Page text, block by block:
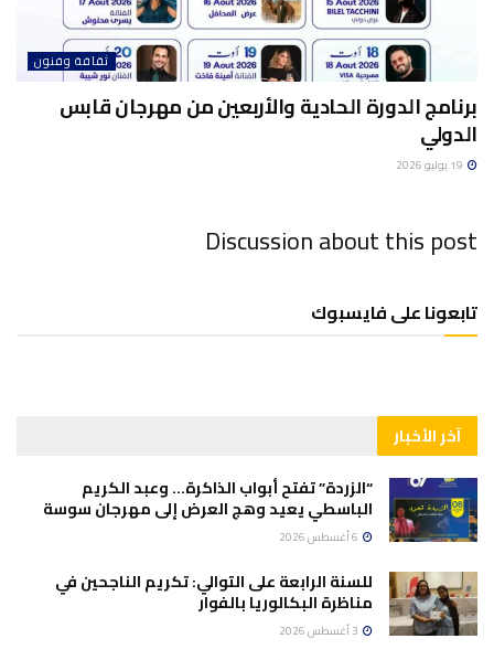
ثقافة وفنون
برنامج الدورة الحادية والأربعين من مهرجان قابس
الدولي
Discussion about this post
تابعونا على فايسبوك
آخر الأخبار
“الزردة” تفتح أبواب الذاكرة… وعبد الكريم
الباسطي يعيد وهج العرض إلى مهرجان سوسة
للسنة الرابعة على التوالي: تكريم الناجحين في
مناظرة البكالوريا بالفوار